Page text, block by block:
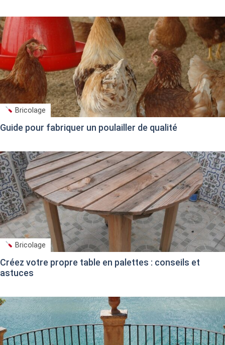
Bricolage
Guide pour fabriquer un poulailler de qualité
Bricolage
Créez votre propre table en palettes : conseils et
astuces